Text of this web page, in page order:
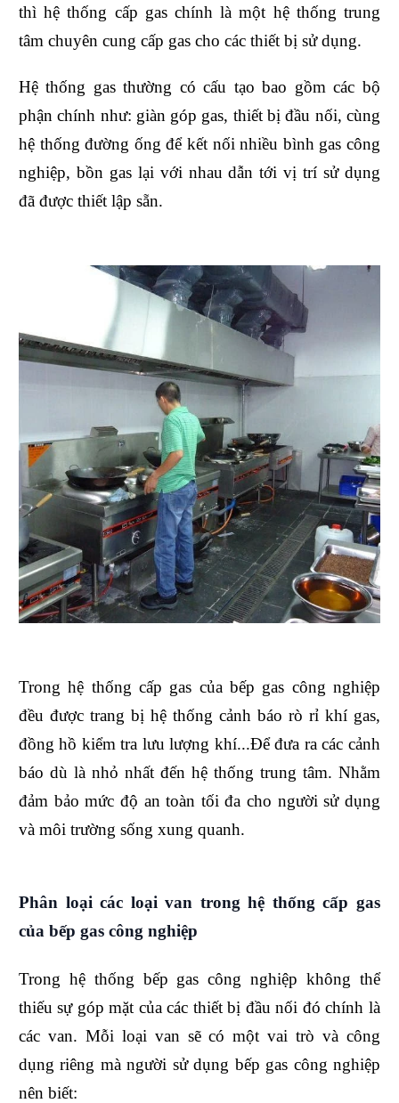
thì hệ thống cấp gas chính là một hệ thống trung
tâm chuyên cung cấp gas cho các thiết bị sử dụng.
Hệ thống gas thường có cấu tạo bao gồm các bộ
phận chính như: giàn góp gas, thiết bị đầu nối, cùng
hệ thống đường ống để kết nối nhiều bình gas công
nghiệp, bồn gas lại với nhau dẫn tới vị trí sử dụng
đã được thiết lập sẵn.
Trong hệ thống cấp gas của bếp gas công nghiệp
đều được trang bị hệ thống cảnh báo rò rỉ khí gas,
đồng hồ kiểm tra lưu lượng khí...Để đưa ra các cảnh
báo dù là nhỏ nhất đến hệ thống trung tâm. Nhằm
đảm bảo mức độ an toàn tối đa cho người sử dụng
và môi trường sống xung quanh.
Phân loại các loại van trong hệ thống cấp gas
của bếp gas công nghiệp
Trong hệ thống bếp gas công nghiệp không thể
thiếu sự góp mặt của các thiết bị đầu nối đó chính là
các van. Mỗi loại van sẽ có một vai trò và công
dụng riêng mà người sử dụng bếp gas công nghiệp
nên biết: